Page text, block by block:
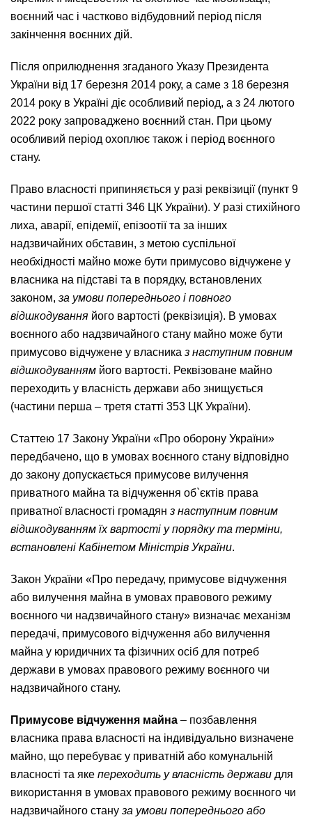
воєнний час і частково відбудовний період після
закінчення воєнних дій.
Після оприлюднення згаданого Указу Президента
України від 17 березня 2014 року, а саме з 18 березня
2014 року в Україні діє особливий період, а з 24 лютого
2022 року запроваджено воєнний стан. При цьому
особливий період охоплює також і період воєнного
стану.
Право власності припиняється у разі реквізиції (пункт 9
частини першої статті 346 ЦК України). У разі стихійного
лиха, аварії, епідемії, епізоотії та за інших
надзвичайних обставин, з метою суспільної
необхідності майно може бути примусово відчужене у
власника на підставі та в порядку, встановлених
законом, за умови попереднього і повного
відшкодування його вартості (реквізиція). В умовах
воєнного або надзвичайного стану майно може бути
примусово відчужене у власника з наступним повним
відшкодуванням його вартості. Реквізоване майно
переходить у власність держави або знищується
(частини перша – третя статті 353 ЦК України).
Статтею 17 Закону України «Про оборону України»
передбачено, що в умовах воєнного стану відповідно
до закону допускається примусове вилучення
приватного майна та відчуження об`єктів права
приватної власності громадян з наступним повним
відшкодуванням їх вартості у порядку та терміни,
встановлені Кабінетом Міністрів України.
Закон України «Про передачу, примусове відчуження
або вилучення майна в умовах правового режиму
воєнного чи надзвичайного стану» визначає механізм
передачі, примусового відчуження або вилучення
майна у юридичних та фізичних осіб для потреб
держави в умовах правового режиму воєнного чи
надзвичайного стану.
Примусове відчуження майна – позбавлення
власника права власності на індивідуально визначене
майно, що перебуває у приватній або комунальній
власності та яке переходить у власність держави для
використання в умовах правового режиму воєнного чи
надзвичайного стану за умови попереднього або